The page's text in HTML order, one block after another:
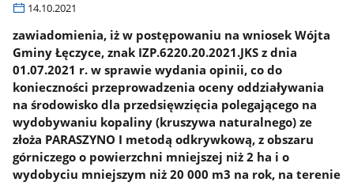
14.10.2021
zawiadomienia, iż w postępowaniu na wniosek Wójta
Gminy Łęczyce, znak IZP.6220.20.2021.JKS z dnia
01.07.2021 r. w sprawie wydania opinii, co do
konieczności przeprowadzenia oceny oddziaływania
na środowisko dla przedsięwzięcia polegającego na
wydobywaniu kopaliny (kruszywa naturalnego) ze
złoża PARASZYNO I metodą odkrywkową, z obszaru
górniczego o powierzchni mniejszej niż 2 ha i o
wydobyciu mniejszym niż 20 000 m3 na rok, na terenie